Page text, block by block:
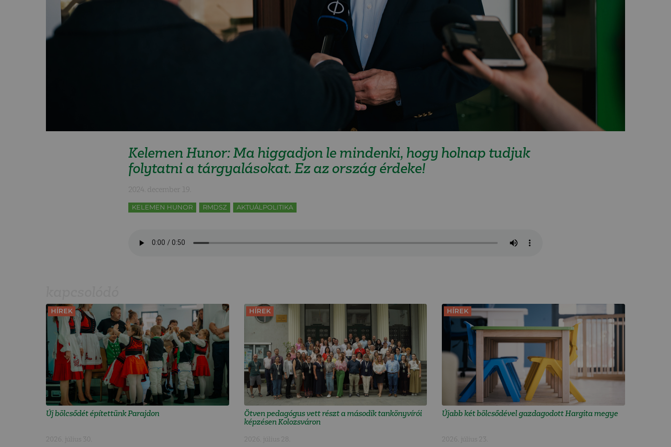
Kelemen Hunor: Ma higgadjon le mindenki, hogy holnap tudjuk
folytatni a tárgyalásokat. Ez az ország érdeke!
2024. december 19.
KELEMEN HUNOR RMDSZ AKTUÁLPOLITIKA
HÍREK
Új bölcsődét építettünk Parajdon
2026. július 30.
HÍREK
Ötven pedagógus vett részt a második tankönyvírói
képzésen Kolozsváron
2026. július 28.
HÍREK
Újabb két bölcsődével gazdagodott Hargita megye
2026. július 23.